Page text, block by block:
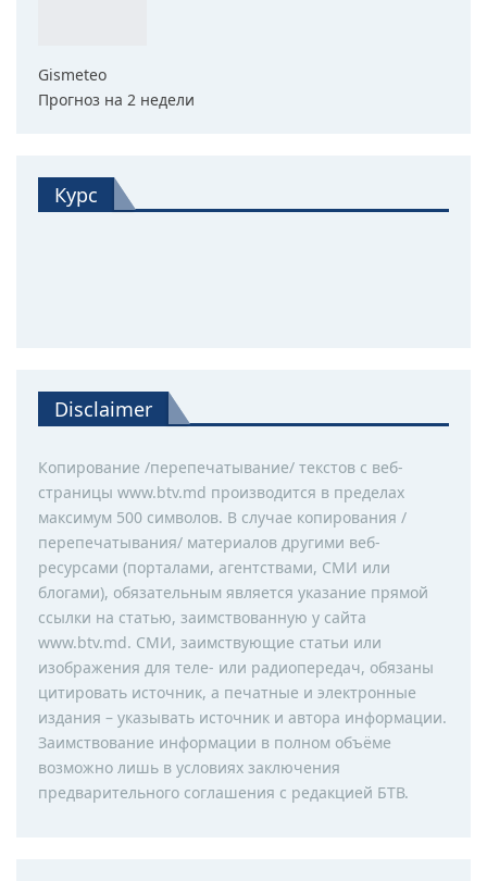
Gismeteo
Прогноз на 2 недели
Курс
Disclaimer
Копирование /перепечатывание/ текстов с веб-
страницы www.btv.md производится в пределах
максимум 500 символов. В случае копирования /
перепечатывания/ материалов другими веб-
ресурсами (порталами, агентствами, СМИ или
блогами), обязательным является указание прямой
ссылки на статью, заимствованную у сайта
www.btv.md. СМИ, заимствующие статьи или
изображения для теле- или радиопередач, обязаны
цитировать источник, а печатные и электронные
издания – указывать источник и автора информации.
Заимствование информации в полном объёме
возможно лишь в условиях заключения
предварительного соглашения с редакцией БТВ.